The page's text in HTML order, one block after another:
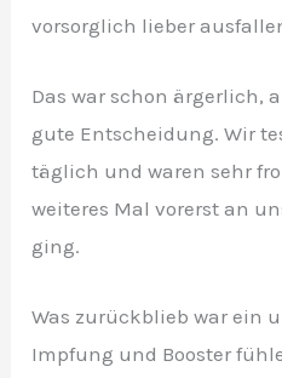
vorsorglich lieber
Das war schon ärgerlich,
gute Entscheidung. Wir
täglich und waren sehr
weiteres Mal vorerst an
ging.
Was zurückblieb war ein
Impfung und Booster